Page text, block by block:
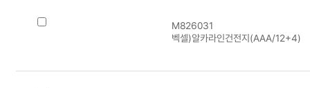
M826031
벡셀)알카라인건전지(AAA/12+4)